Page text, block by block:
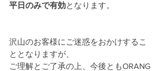
平日のみで有効となります。
沢山のお客様にご迷惑をおかけするこ
ととなりますが、
ご理解とご了承の上、今後ともORANG